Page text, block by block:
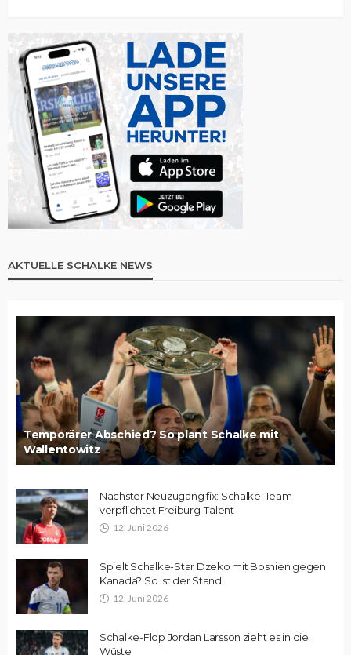
AKTUELLE SCHALKE NEWS
Temporärer Abschied? So plant Schalke mit
Wallentowitz
Nächster Neuzugang fix: Schalke-Team
verpflichtet Freiburg-Talent
12. Juni 2026
Spielt Schalke-Star Dzeko mit Bosnien gegen
Kanada? So ist der Stand
12. Juni 2026
Schalke-Flop Jordan Larsson zieht es in die
Wüste